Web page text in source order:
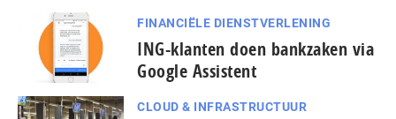
FINANCIËLE DIENSTVERLENING
ING-klanten doen bankzaken via
Google Assistent
CLOUD & INFRASTRUCTUUR